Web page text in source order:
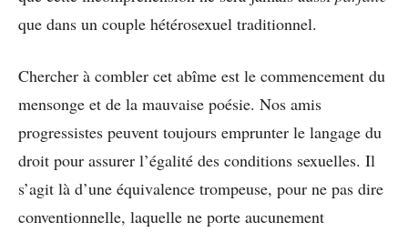
que dans un couple hétérosexuel traditionnel.
Chercher à combler cet abîme est le commencement du
mensonge et de la mauvaise poésie. Nos amis
progressistes peuvent toujours emprunter le langage du
droit pour assurer l’égalité des conditions sexuelles. Il
s’agit là d’une équivalence trompeuse, pour ne pas dire
conventionnelle, laquelle ne porte aucunement